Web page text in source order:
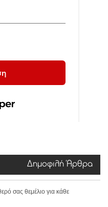
Δημοφιλή Άρθρα
σας θεμέλιο για κάθε